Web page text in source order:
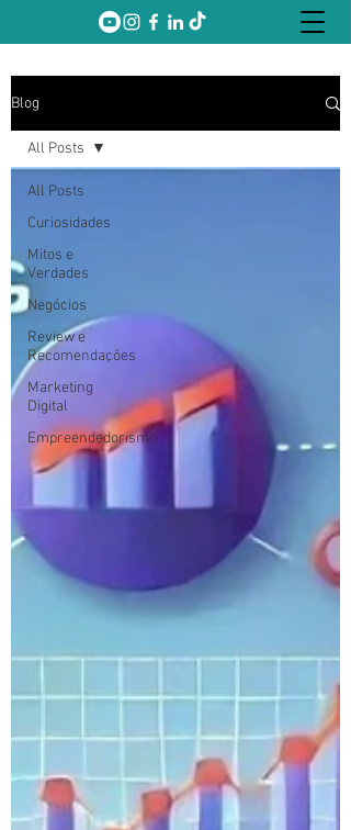
Blog
All Posts
Curiosidades
Mitos e
Verdades
Negócios
Review e
Recomendações
Marketing
Digital
Empreendedorismo
All Posts